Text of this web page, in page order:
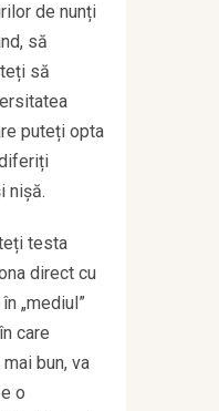
de nunți
să
să
puteți opta
nișă.
testa
direct cu
„mediul”
care
bun, va
o